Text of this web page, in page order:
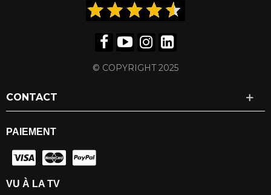
© COPYRIGHT 2025
CONTACT
PAIEMENT
VU À LA TV